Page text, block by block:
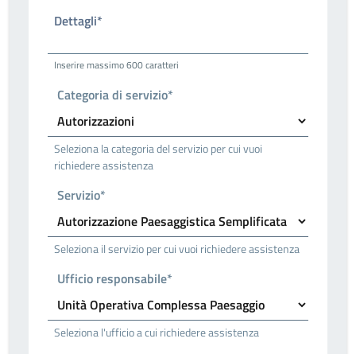
Dettagli*
Inserire massimo 600 caratteri
Categoria di servizio*
Seleziona la categoria del servizio per cui vuoi
richiedere assistenza
Servizio*
Seleziona il servizio per cui vuoi richiedere assistenza
Ufficio responsabile*
Seleziona l'ufficio a cui richiedere assistenza